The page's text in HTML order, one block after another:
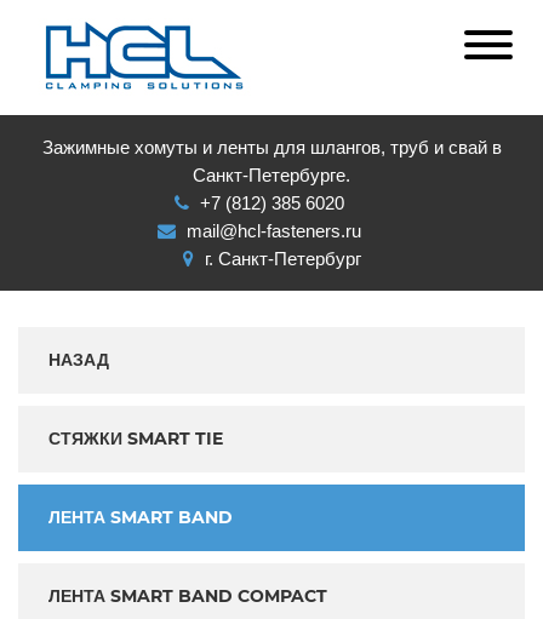
Зажимные хомуты и ленты для шлангов, труб и свай в
Санкт-Петербурге.
+7 (812) 385 6020
mail@hcl-fasteners.ru
г. Санкт-Петербург
НАЗАД
СТЯЖКИ SMART TIE
ЛЕНТА SMART BAND
ЛЕНТА SMART BAND COMPACT